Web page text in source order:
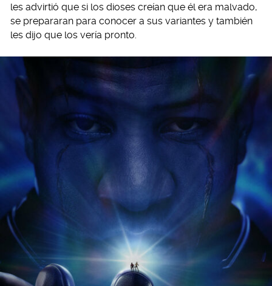
les advirtió que si los dioses creían que él era malvado,
se prepararan para conocer a sus variantes y también
les dijo que los vería pronto.